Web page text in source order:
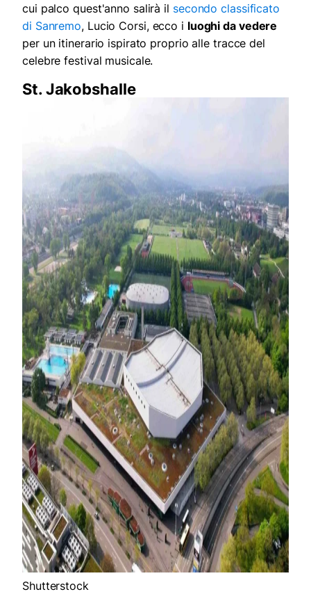
cui palco quest'anno salirà il secondo classificato
di Sanremo, Lucio Corsi, ecco i luoghi da vedere
per un itinerario ispirato proprio alle tracce del
celebre festival musicale.
St. Jakobshalle
Shutterstock